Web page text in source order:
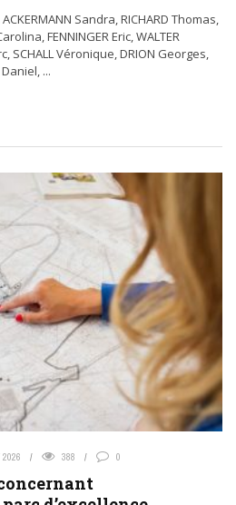
Sandra, RICHARD Thomas,
FENNINGER Eric, WALTER
SCHALL Véronique, DRION Georges,
...
388 0